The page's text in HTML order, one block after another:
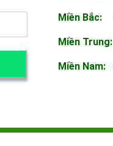
Miền Bắc:
MiềnTrung:
MiềnNam: